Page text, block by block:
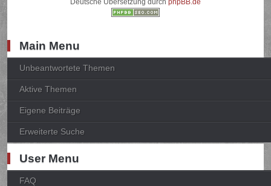
Deutsche Übersetzung durch phpBB.de
Main Menu
Unbeantwortete Themen
Aktive Themen
Eigene Beiträge
Erweiterte Suche
User Menu
FAQ